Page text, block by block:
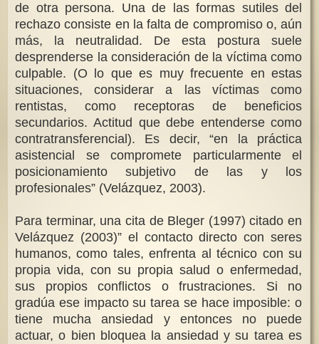
de otra persona. Una de las formas sutiles del
rechazo consiste en la falta de compromiso o, aún
más, la neutralidad. De esta postura suele
desprenderse la consideración de la víctima como
culpable. (O lo que es muy frecuente en estas
situaciones, considerar a las víctimas como
rentistas, como receptoras de beneficios
secundarios. Actitud que debe entenderse como
contratransferencial). Es decir, “en la práctica
asistencial se compromete particularmente el
posicionamiento subjetivo de las y los
profesionales” (Velázquez, 2003).
Para terminar, una cita de Bleger (1997) citado en
Velázquez (2003)” el contacto directo con seres
humanos, como tales, enfrenta al técnico con su
propia vida, con su propia salud o enfermedad,
sus propios conflictos o frustraciones. Si no
gradúa ese impacto su tarea se hace imposible: o
tiene mucha ansiedad y entonces no puede
actuar, o bien bloquea la ansiedad y su tarea es